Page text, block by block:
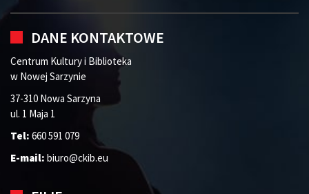
DANE KONTAKTOWE
Centrum Kultury i Biblioteka
w Nowej Sarzynie
37-310 Nowa Sarzyna
ul. 1 Maja 1
Tel: 660 591 079
E-mail: biuro@ckib.eu